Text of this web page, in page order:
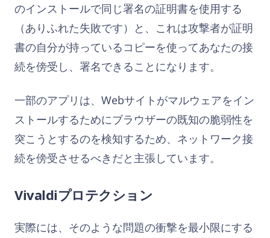
のインストールで同じ署名の証明書を使用する
（ありふれた失敗です）と、これは攻撃者が証明
書の自分が持っているコピーを使ってあなたの接
続を傍受し、署名できることになります。
一部のアプリは、Webサイトがマルウェアをイン
ストールするためにブラウザーの既知の脆弱性を
突こうとするのを検知するため、ネットワーク接
続を傍受させるべきだと主張しています。
Vivaldiプロテクション
実際には、そのような問題の衝撃を最小限にする